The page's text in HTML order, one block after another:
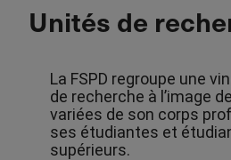
Unités de
La FSPD regroupe une
de recherche à l’image
variées de son corps
ses étudiantes et
supérieurs.